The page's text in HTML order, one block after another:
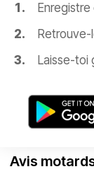
Retrouve-
Laisse-toi
Avis